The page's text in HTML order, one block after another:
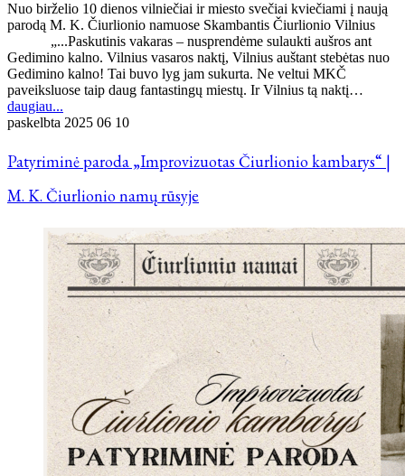
Nuo birželio 10 dienos vilniečiai ir miesto svečiai kviečiami į naują
parodą M. K. Čiurlionio namuose Skambantis Čiurlionio Vilnius
„...Paskutinis vakaras – nusprendėme sulaukti aušros ant
Gedimino kalno. Vilnius vasaros naktį, Vilnius auštant stebėtas nuo
Gedimino kalno! Tai buvo lyg jam sukurta. Ne veltui MKČ
paveiksluose taip daug fantastingų miestų. Ir Vilnius tą naktį…
daugiau...
paskelbta 2025 06 10
Patyriminė paroda „Improvizuotas Čiurlionio kambarys“ |
M. K. Čiurlionio namų rūsyje